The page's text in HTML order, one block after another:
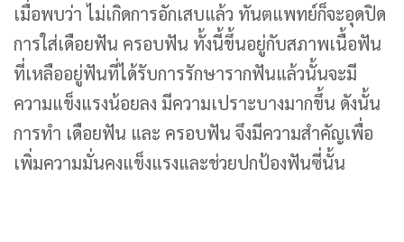
เมื่อพบว่า ไม่เกิดการอักเสบแล้ว ทันตแพทย์ก็จะอุดปิด
การใส่เดือยฟัน ครอบฟัน ทั้งนี้ขึ้นอยู่กับสภาพเนื้อฟัน
ที่เหลืออยู่ฟันที่ได้รับการรักษารากฟันแล้วนั้นจะมี
ความแข็งแรงน้อยลง มีความเปราะบางมากขึ้น ดังนั้น
การทำ เดือยฟัน และ ครอบฟัน จึงมีความสำคัญเพื่อ
เพิ่มความมั่นคงแข็งแรงและช่วยปกป้องฟันซี่นั้น